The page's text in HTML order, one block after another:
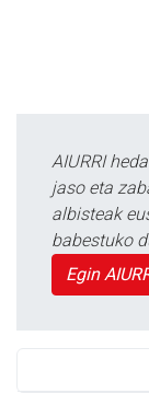
AIURRI
jaso eta
albisteak
babestuko
Egin